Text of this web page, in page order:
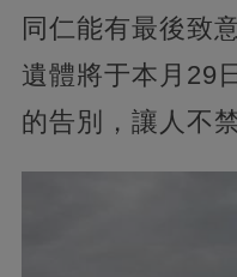
同仁能有最後致
遺體將于本月29
的告別，讓人不